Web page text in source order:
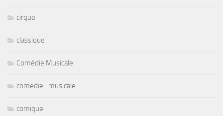
cirque
classique
Comédie Musicale
comedie_musicale
comique